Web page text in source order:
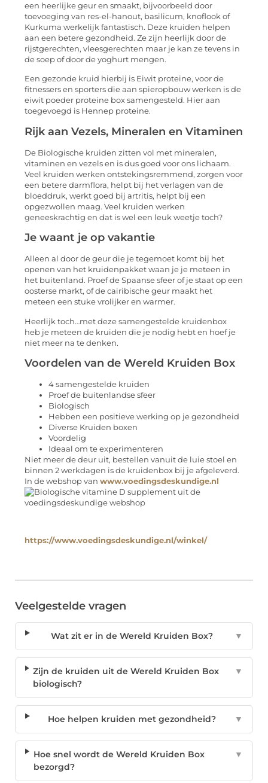
een heerlijke geur en smaakt, bijvoorbeeld door
toevoeging van res-el-hanout, basilicum, knoflook of
Kurkuma werkelijk fantastisch. Deze kruiden helpen
aan een betere gezondheid. Ze zijn heerlijk door de
rijstgerechten, vleesgerechten maar je kan ze tevens in
de soep of door de yoghurt mengen.
Een gezonde kruid hierbij is Eiwit proteine, voor de
fitnessers en sporters die aan spieropbouw werken is de
eiwit poeder proteine box samengesteld. Hier aan
toegevoegd is Hennep proteine.
Rijk aan Vezels, Mineralen en Vitaminen
De Biologische kruiden zitten vol met mineralen,
vitaminen en vezels en is dus goed voor ons lichaam.
Veel kruiden werken ontstekingsremmend, zorgen voor
een betere darmflora, helpt bij het verlagen van de
bloeddruk, werkt goed bij artritis, helpt bij een
opgezwollen maag. Veel kruiden werken
geneeskrachtig en dat is wel een leuk weetje toch?
Je waant je op vakantie
Alleen al door de geur die je tegemoet komt bij het
openen van het kruidenpakket waan je je meteen in
het buitenland. Proef de Spaanse sfeer of je staat op een
oosterse markt, of de cairibische geur maakt het
meteen een stuke vrolijker en warmer.
Heerlijk toch…met deze samengestelde kruidenbox
heb je meteen de kruiden die je nodig hebt en hoef je
niet meer na te denken.
Voordelen van de Wereld Kruiden Box
4 samengestelde kruiden
Proef de buitenlandse sfeer
Biologisch
Hebben een positieve werking op je gezondheid
Diverse Kruiden boxen
Voordelig
Ideaal om te experimenteren
Niet meer de deur uit, bestellen vanuit de luie stoel en
binnen 2 werkdagen is de kruidenbox bij je afgeleverd.
In de webshop van www.voedingsdeskundige.nl
https://www.voedingsdeskundige.nl/winkel/
Veelgestelde vragen
Wat zit er in de Wereld Kruiden Box? ▼
Zijn de kruiden uit de Wereld Kruiden Box
biologisch?
▼
Hoe helpen kruiden met gezondheid? ▼
Hoe snel wordt de Wereld Kruiden Box
bezorgd?
▼